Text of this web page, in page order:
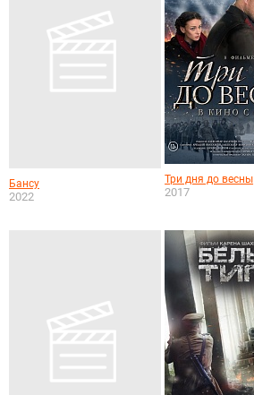
Бансу
2022
Три дня до весны
2017